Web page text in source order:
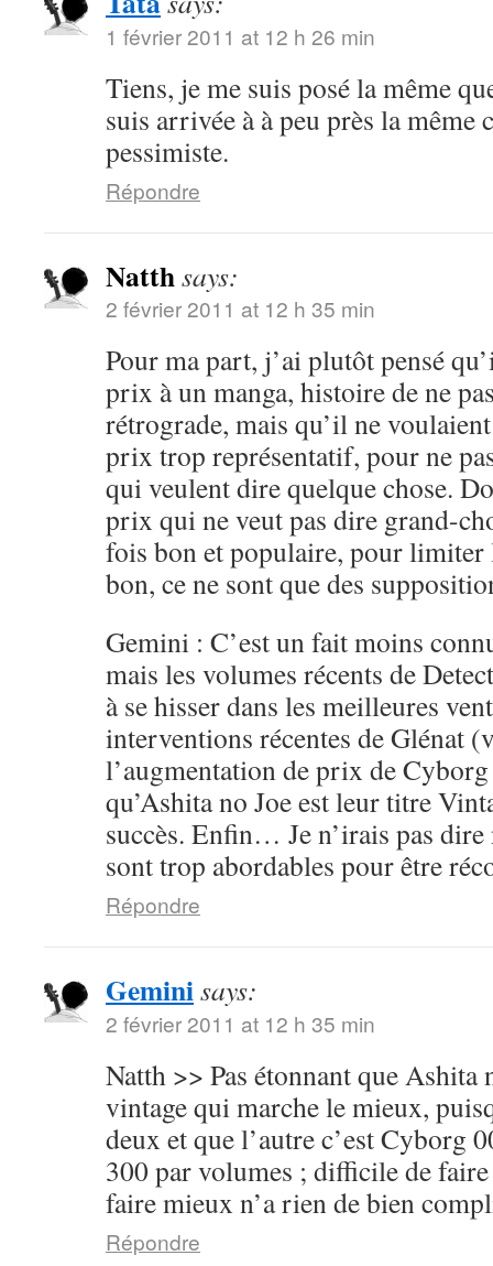
1 février 2011 at 12 h 26 min
Tiens, je me suis posé la même
suis arrivée à à peu près la même
pessimiste.
Répondre
Natthsays:
2 février 2011 at 12 h 35 min
Pour ma part, j’ai plutôt pensé
prix à un manga, histoire de ne
rétrograde, mais qu’il ne
prix trop représentatif, pour ne
qui veulent dire quelque chose.
prix qui ne veut pas dire grand-
fois bon et populaire, pour
bon, ce ne sont que des
Gemini : C’est un fait moins
mais les volumes récents de
à se hisser dans les meilleures
interventions récentes de Glénat
l’augmentation de prix de
qu’Ashita no Joe est leur titre
succès. Enfin… Je n’irais pas
sont trop abordables pour être
Répondre
Geminisays:
2 février 2011 at 12 h 35 min
Natth >> Pas étonnant que
vintage qui marche le mieux,
deux et que l’autre c’est Cyborg
300 par volumes ; difficile de
faire mieux n’a rien de bien
Répondre